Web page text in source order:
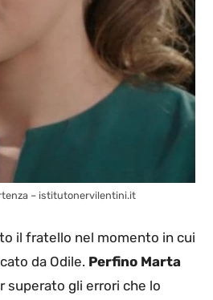
– istitutonervilentini.it
il fratello nel momento in cui
da Odile. Perfino Marta
superato gli errori che lo